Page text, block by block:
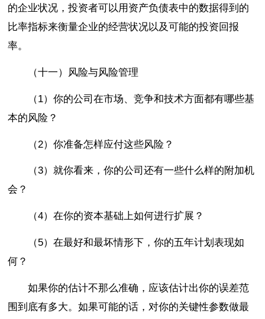
的企业状况，投资者可以用资产负债表中的数据得到的
比率指标来衡量企业的经营状况以及可能的投资回报
率。
（十一）风险与风险管理
（1）你的公司在市场、竞争和技术方面都有哪些基
本的风险？
（2）你准备怎样应付这些风险？
（3）就你看来，你的公司还有一些什么样的附加机
会？
（4）在你的资本基础上如何进行扩展？
（5）在最好和最坏情形下，你的五年计划表现如
何？
如果你的估计不那么准确，应该估计出你的误差范
围到底有多大。如果可能的话，对你的关键性参数做最